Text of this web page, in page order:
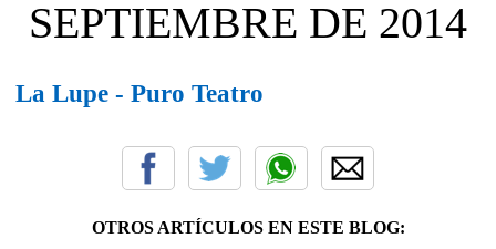
SEPTIEMBRE DE 2014
La Lupe - Puro Teatro
OTROS ARTÍCULOS EN ESTE BLOG: